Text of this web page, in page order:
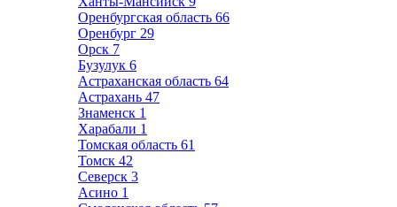
Оренбургская область 66
Оренбург 29
Орск 7
Бузулук 6
Астраханская область 64
Астрахань 47
Знаменск 1
Харабали 1
Томская область 61
Томск 42
Северск 3
Асино 1